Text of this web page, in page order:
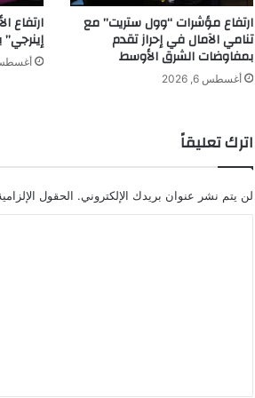
ب
ك
ك
ت
-
ب
ل
ارتفاع مؤشرات “وول ستريت” مع
تنامي الآمال في إحراز تقدم
بمفاوضات الشرق الأوسط
أغسطس 6, 2026
ارتفاع
إينرجي” بـ70% لتتجاوز
أغسطس 6,
اترك تعليقاً
لن يتم نشر عنوان بريدك الإلكتروني. الحقول